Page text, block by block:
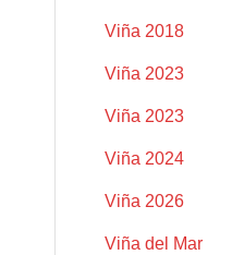
Viña 2018
Viña 2023
Viña 2023
Viña 2024
Viña 2026
Viña del Mar